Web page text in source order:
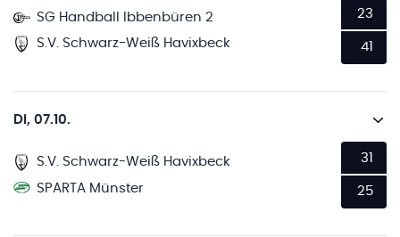
SG Handball Ibbenbüren 2
S.V. Schwarz-Weiß Havixbeck
23
41
Di, 07.10.
S.V. Schwarz-Weiß Havixbeck
SPARTA Münster
31
25